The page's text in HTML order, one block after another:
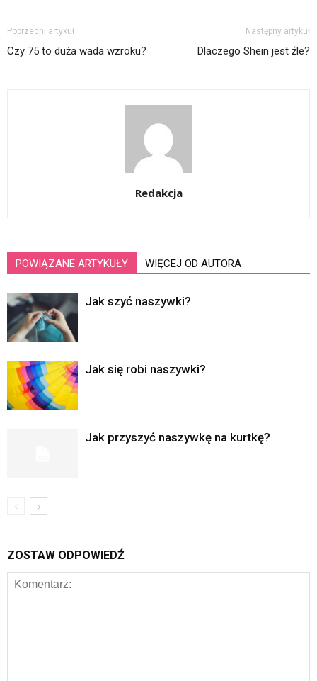
Poprzedni artykuł
Czy 75 to duża wada wzroku?
Następny artykuł
Dlaczego Shein jest źle?
Redakcja
POWIĄZANE ARTYKUŁY WIĘCEJ OD AUTORA
Jak szyć naszywki?
Jak się robi naszywki?
Jak przyszyć naszywkę na kurtkę?
ZOSTAW ODPOWIEDŹ